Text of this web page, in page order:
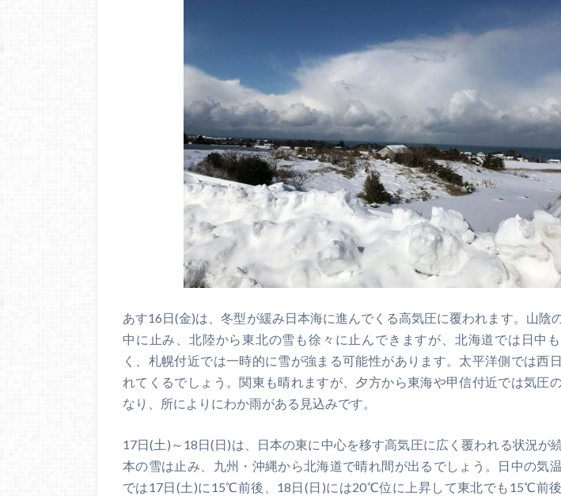
あす16日(金)は、冬型が緩み日本海に進んでくる高気圧に覆われます。山陰
中に止み、北陸から東北の雪も徐々に止んできますが、北海道では日中
く、札幌付近では一時的に雪が強まる可能性があります。太平洋側では西
れてくるでしょう。関東も晴れますが、夕方から東海や甲信付近では気圧
なり、所によりにわか雨がある見込みです。
17日(土)～18日(日)は、日本の東に中心を移す高気圧に広く覆われる状況が
本の雪は止み、九州・沖縄から北海道で晴れ間が出るでしょう。日中の気
では17日(土)に15℃前後、18日(日)には20℃位に上昇して東北でも15℃前